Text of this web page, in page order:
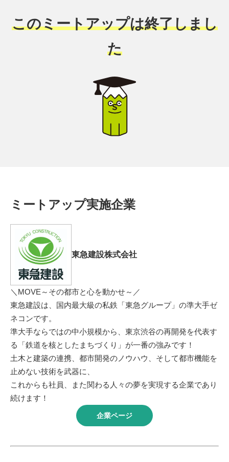
このミートアップは終了しまし
た
ミートアップ実施企業
東急建設株式会社
＼MOVE～その都市と心を動かせ～／
東急建設は、国内最大級の私鉄「東急グループ」の準大手ゼ
ネコンです。
準大手ならではの中小規模から、東京渋谷の再開発を代表す
る「鉄道を核としたまちづくり」が一番の強みです！
土木と建築の連携、都市開発のノウハウ、そして都市機能を
止めない技術を武器に、
これからも社員、また関わる人々の夢を実現する企業であり
続けます！
企業ページ